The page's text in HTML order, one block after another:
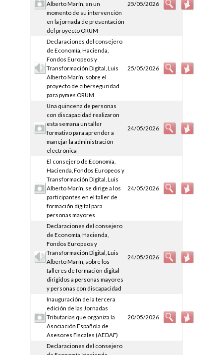
Alberto Marín, en un
momento de su intervención
en la jornada de presentación
del proyecto ORUM
25/05/2026
Declaraciones del consejero
de Economía, Hacienda,
Fondos Europeos y
Transformación Digital, Luis
Alberto Marín, sobre el
proyecto de ciberseguridad
para pymes ORUM
25/05/2026
Una quincena de personas
con discapacidad realizaron
esta semana un taller
formativo para aprender a
manejar la administración
electrónica
24/05/2026
El consejero de Economía,
Hacienda, Fondos Europeos y
Transformación Digital, Luis
Alberto Marín, se dirige a los
participantes en el taller de
formación digital para
personas mayores
24/05/2026
Declaraciones del consejero
de Economía, Hacienda,
Fondos Europeos y
Transformación Digital, Luis
Alberto Marín, sobre los
talleres de formación digital
dirigidos a personas mayores
y personas con discapacidad
24/05/2026
Inauguración de la tercera
edición de las Jornadas
Tributarias que organiza la
Asociación Española de
Asesores Fiscales (AEDAF)
20/05/2026
Declaraciones del consejero